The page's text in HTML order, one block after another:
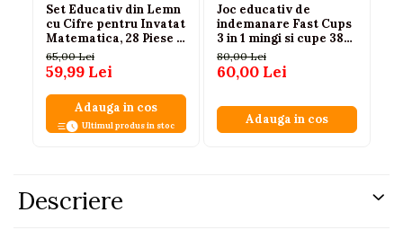
Set Educativ din Lemn
cu Cifre pentru Invatat
Matematica, 28 Piese +
2 Zaruri
65,00 Lei
59,99 Lei
Adauga in cos
Ultimul produs in stoc
Joc educativ de
indemanare Fast Cups
3 in 1 mingi si cupe 38
piese, 3 ani+
80,00 Lei
60,00 Lei
Adauga in cos
Descriere